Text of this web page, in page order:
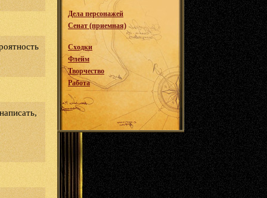
Дела персонажей
Сенат (приемная)
Сходки
Флейм
Творчество
Работа